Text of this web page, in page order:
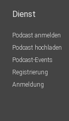
Dienst
Podcast anmelden
Podcast hochladen
Podcast-Events
Registrierung
Anmeldung